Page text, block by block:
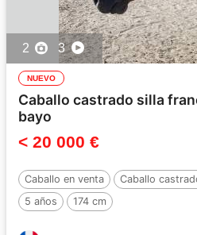
2 3
NUEVO
Caballo castrado silla
bayo
< 20 000 €
Caballo en venta Caballo
5 años
174 cm